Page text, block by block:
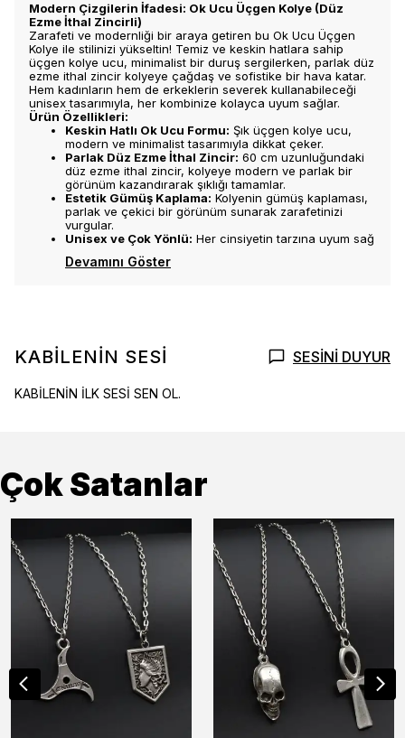
Modern Çizgilerin İfadesi: Ok Ucu Üçgen Kolye (Düz
Ezme İthal Zincirli)
Zarafeti ve modernliği bir araya getiren bu Ok Ucu Üçgen
Kolye ile stilinizi yükseltin! Temiz ve keskin hatlara sahip
üçgen kolye ucu, minimalist bir duruş sergilerken, parlak düz
ezme ithal zincir kolyeye çağdaş ve sofistike bir hava katar.
Hem kadınların hem de erkeklerin severek kullanabileceği
unisex tasarımıyla, her kombinize kolayca uyum sağlar.
Ürün Özellikleri:
Keskin Hatlı Ok Ucu Formu: Şık üçgen kolye ucu,
modern ve minimalist tasarımıyla dikkat çeker.
Parlak Düz Ezme İthal Zincir: 60 cm uzunluğundaki
düz ezme ithal zincir, kolyeye modern ve parlak bir
görünüm kazandırarak şıklığı tamamlar.
Estetik Gümüş Kaplama: Kolyenin gümüş kaplaması,
parlak ve çekici bir görünüm sunarak zarafetinizi
vurgular.
Unisex ve Çok Yönlü: Her cinsiyetin tarzına uyum sağ
Devamını Göster
KABİLENİN SESİ SESİNİ DUYUR
KABİLENİN İLK SESİ SEN OL.
Çok Satanlar